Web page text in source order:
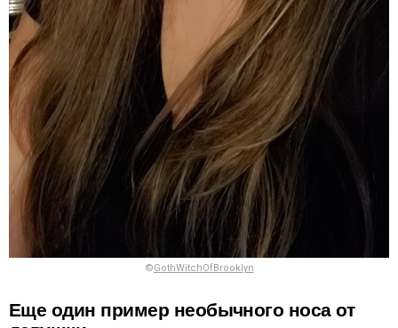
©GothWitchOfBrooklyn
Еще один пример необычного носа от